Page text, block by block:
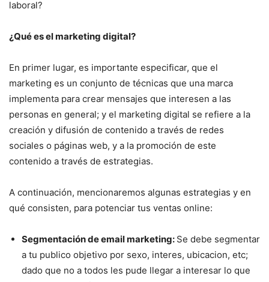
laboral?
¿Qué es el marketing digital?
En primer lugar, es importante especificar, que el
marketing es un conjunto de técnicas que una marca
implementa para crear mensajes que interesen a las
personas en general; y el marketing digital se refiere a la
creación y difusión de contenido a través de redes
sociales o páginas web, y a la promoción de este
contenido a través de estrategias.
A continuación, mencionaremos algunas estrategias y en
qué consisten, para potenciar tus ventas online:
Segmentación de email marketing: Se debe segmentar
a tu publico objetivo por sexo, interes, ubicacion, etc;
dado que no a todos les pude llegar a interesar lo que